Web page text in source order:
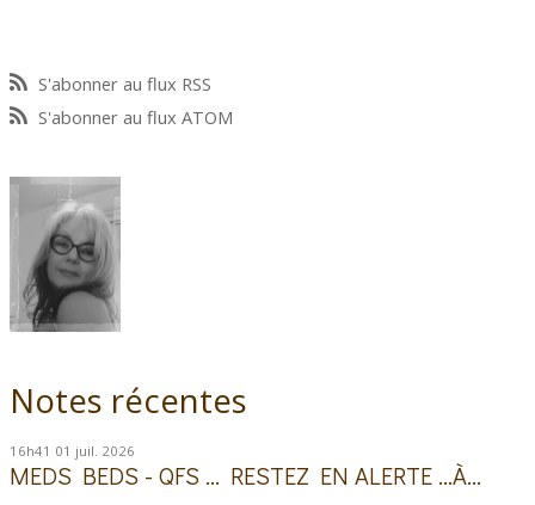
S'abonner au flux RSS
S'abonner au flux ATOM
Notes récentes
16h41 01 juil. 2026
MEDS BEDS - QFS ... RESTEZ EN ALERTE ...À...